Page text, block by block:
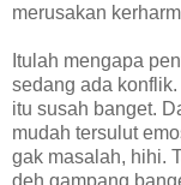
merusakan
Itulah mengapa
sedang ada
itu susah banget.
mudah tersulut
gak masalah, hihi.